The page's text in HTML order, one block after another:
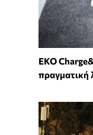
EKO
πραγματική